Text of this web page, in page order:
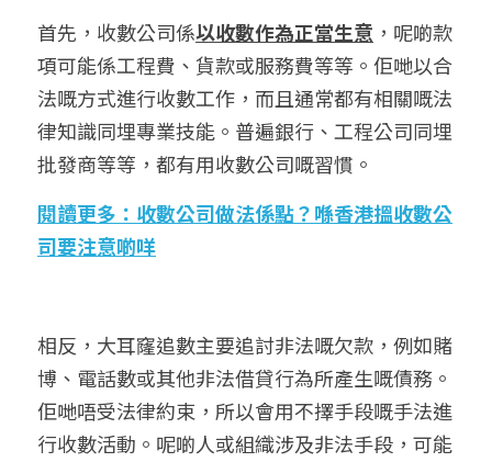
首先，收數公司係以收數作為正當生意 ，呢啲款
項可能係工程費、貨款或服務費等等。佢哋以合
法嘅方式進行收數工作，而且通常都有相關嘅法
律知識同埋專業技能。普遍銀行、工程公司同埋
批發商等等，都有用收數公司嘅習慣。
閱讀更多：收數公司做法係點？喺香港搵收數公
司要注意啲咩
相反，大耳窿追數主要追討非法嘅欠款，例如賭
博、電話數或其他非法借貸行為所產生嘅債務。
佢哋唔受法律約束，所以會用不擇手段嘅手法進
行收數活動。呢啲人或組織涉及非法手段，可能